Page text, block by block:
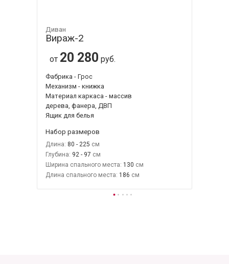
Диван
Вираж-2
от 20 280 руб.
Фабрика - Грос
Механизм - книжка
Материал каркаса - массив
дерева, фанера, ДВП
Ящик для белья
Набор размеров
Длина: 80 - 225
Глубина: 92 - 97
Ширина спального места: 130
Длина спального места: 186